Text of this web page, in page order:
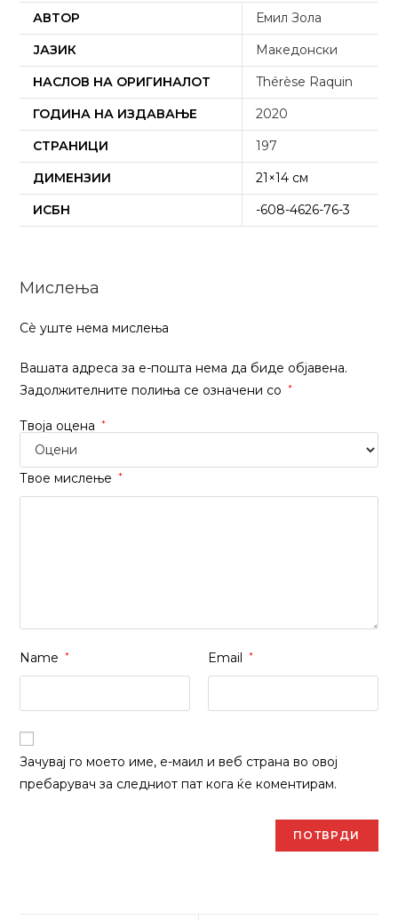
АВТОР
Емил Зола
ЈАЗИК
Македонски
НАСЛОВ НА ОРИГИНАЛОТ
Thérèse Raquin
ГОДИНА НА ИЗДАВАЊЕ
2020
СТРАНИЦИ
197
ДИМЕНЗИИ
21×14 см
ИСБН
-608-4626-76-3
Мислења
Сѐ уште нема мислења
Вашата адреса за е-пошта нема да биде објавена.
Задолжителните полиња се означени со
*
Твоја оцена *
Твое мислење *
Name * Email *
Зачувај го моето име, е-маил и веб страна во овој
пребарувач за следниот пат кога ќе коментирам.